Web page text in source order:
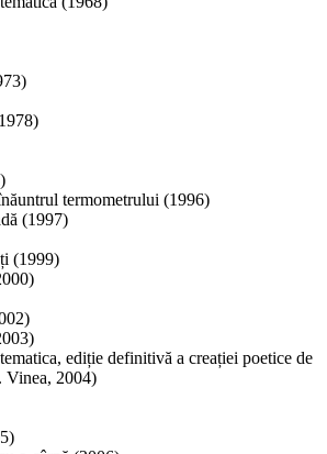
termometrului (1996)
(1997)
(1999)
ediție definitivă a creației poetice de
Vinea, 2004)